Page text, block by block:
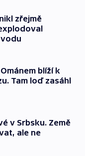
zřejmě
blíží k
Tam loď zasáhl
v Srbsku. Země
ale ne